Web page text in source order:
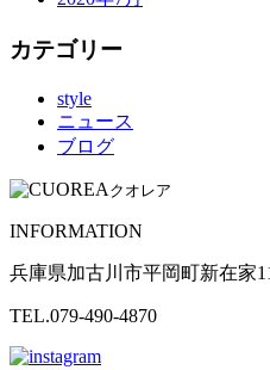
カテゴリー
style
ニュース
ブログ
クオレア
INFORMATION
兵庫県加古川市平岡町新在家
TEL.079-490-4870